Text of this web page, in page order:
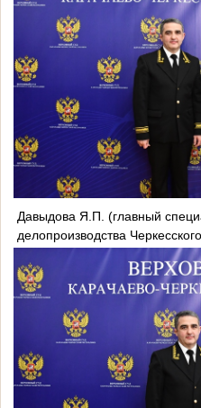
Давыдова Я.П. (главный
делопроизводства